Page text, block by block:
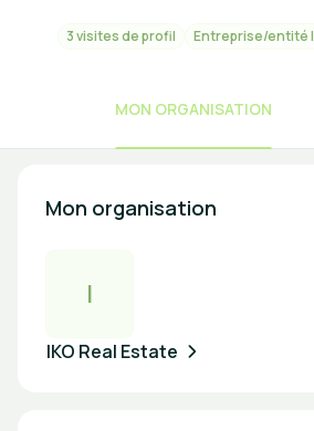
3 visites de profil Entreprise/entité
MON ORGANISATION
Mon organisation
I
IKO Real Estate